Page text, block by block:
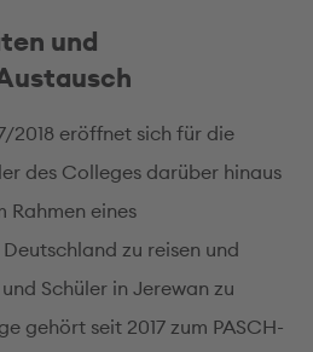
und
2018 eröffnet sich für die
des Colleges darüber hinaus
Rahmen eines
zu reisen und
Schüler in Jerewan zu
gehört seit 2017 zum PASCH-